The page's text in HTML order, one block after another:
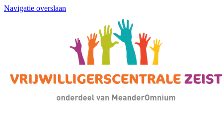
Navigatie overslaan